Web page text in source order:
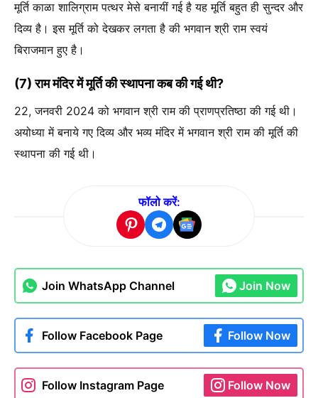
मूर्ति काळा शालिग्राम पत्थर मेसे बनायीं गई है यह मूर्ति बहुत ही सुन्दर और
दिव्य है। इस मूर्ति को देखकर लगता है की भगवान श्री राम स्वयं
बिराजमान हुए है।
(7) राम मंदिर में मूर्ति की स्थापना कब की गई थी?
22, जनवरी 2024 को भगवान श्री राम की प्राणप्रतिष्ठा की गई थी।
अयोध्या में बनाये गए दिव्य और भव्य मंदिर में भगवान श्री राम की मूर्ति की
स्थापना की गई थी।
फॉलो करें:
Join WhatsApp Channel Join Now
Follow Facebook Page Follow Now
Follow Instagram Page Follow Now